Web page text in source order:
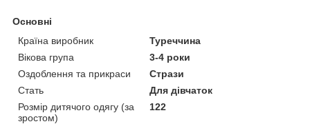
Основні
Країна виробник
Туреччина
Вікова група
3-4 роки
Оздоблення та прикраси
Стрази
Стать
Для дівчаток
Розмір дитячого одягу (за
зростом)
122